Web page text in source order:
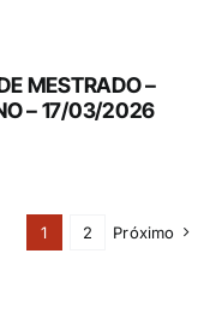
MESTRADO –
– 17/03/2026
1 2 Próximo